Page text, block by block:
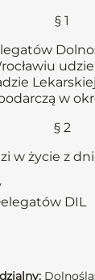
§ 1
w
§ 2
w życie z
DIL